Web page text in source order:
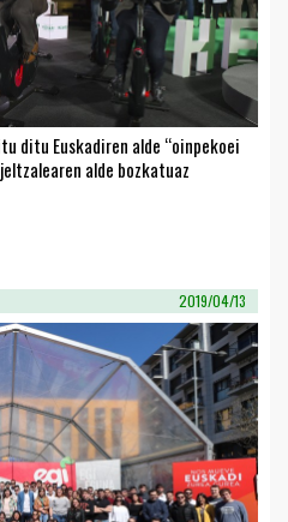
ditu Euskadiren alde “oinpekoei
alde bozkatuaz
2019/04/13